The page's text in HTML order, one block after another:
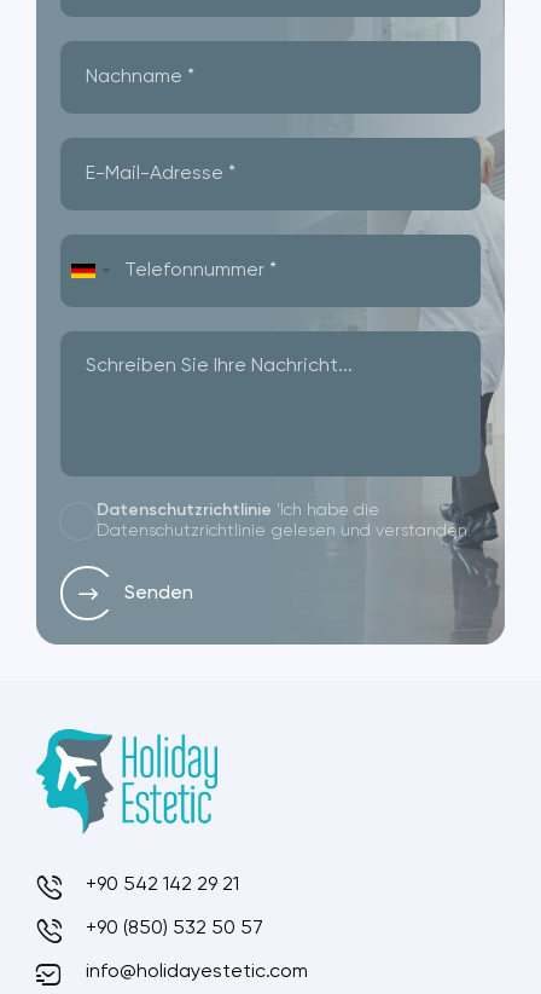
Datenschutzrichtlinie 'Ich habe die
Datenschutzrichtlinie gelesen und verstanden.
Senden
+90 542 142 29 21
+90 (850) 532 50 57
info@holidayestetic.com